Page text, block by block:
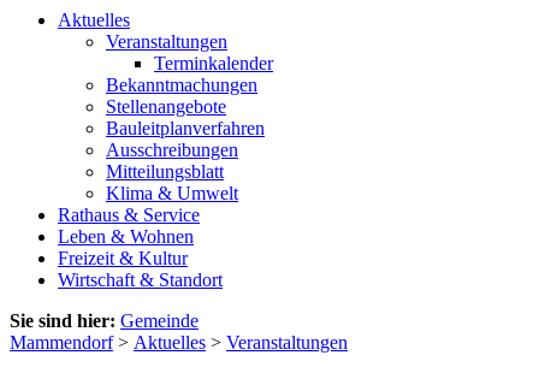
Aktuelles
Veranstaltungen
Terminkalender
Bekanntmachungen
Stellenangebote
Bauleitplanverfahren
Ausschreibungen
Mitteilungsblatt
Klima & Umwelt
Rathaus & Service
Leben & Wohnen
Freizeit & Kultur
Wirtschaft & Standort
Sie sind hier: Gemeinde
Mammendorf> Aktuelles > Veranstaltungen